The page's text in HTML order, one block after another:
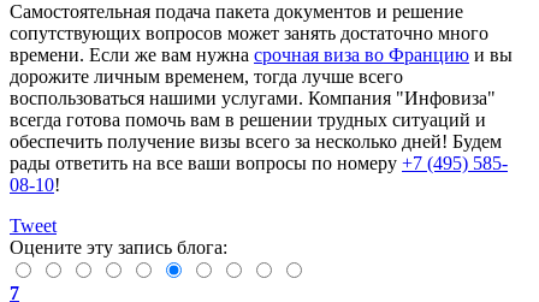
Самостоятельная подача пакета документов и решение
сопутствующих вопросов может занять достаточно много
времени. Если же вам нужна срочная виза во Францию и вы
дорожите личным временем, тогда лучше всего
воспользоваться нашими услугами. Компания "Инфовиза"
всегда готова помочь вам в решении трудных ситуаций и
обеспечить получение визы всего за несколько дней! Будем
рады ответить на все ваши вопросы по номеру +7 (495) 585-
08-10!
Tweet
Оцените эту запись блога:
7